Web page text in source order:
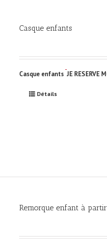
Casque enfants
Casque enfants JE RESERVE
Détails
Remorque enfant à